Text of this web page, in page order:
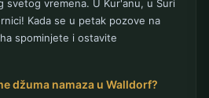
svetog vremena. U Kur'anu, u Suri
Kada se u petak pozove na
spominjete i ostavite
džuma namaza u Walldorf?